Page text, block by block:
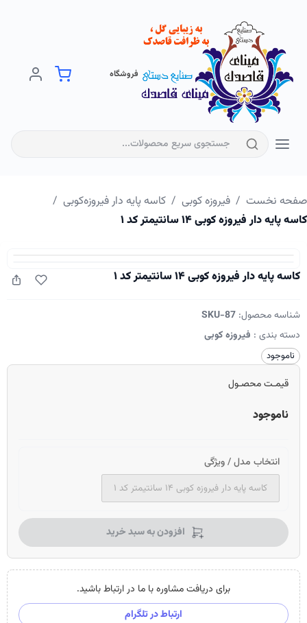
فروشگاه
نخست فیروزه کوبی کاسه‌ پایه‌ دار فیروزه‌کوبی
پایه دار فیروزه کوبی ۱۴ سانتیمتر کد ۱
کاسه پایه دار فیروزه کوبی ۱۴ سانتیمتر کد ۱
شناسه محصول:SKU-87
دسته بندی : فیروزه کوبی
ناموجود
قیمـت محصـول
ناموجود
انتخاب مدل / ویژگی
کاسه پایه دار فیروزه کوبی ۱۴ سانتیمتر کد ۱
افزودن به سبد خرید
برای دریافت مشاوره با ما در ارتباط باشید.
ارتباط در تلگرام